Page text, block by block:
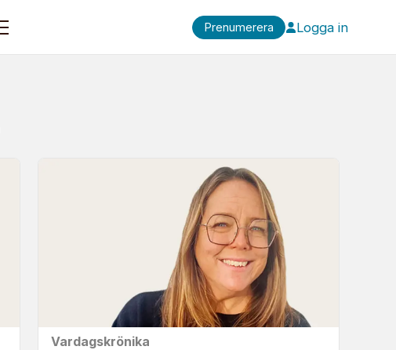
Prenumerera Logga in
Vardagskrönika